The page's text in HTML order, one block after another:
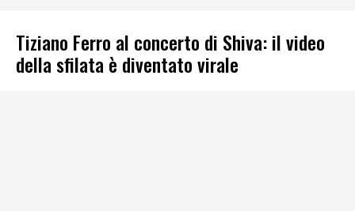
Tiziano Ferro al concerto di Shiva: il video
della sfilata è diventato virale